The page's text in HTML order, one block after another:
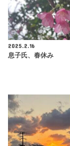
2025.2.16
息子氏、春休み